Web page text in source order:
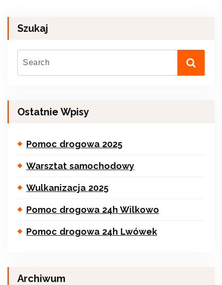
Szukaj
Ostatnie Wpisy
Pomoc drogowa 2025
Warsztat samochodowy
Wulkanizacja 2025
Pomoc drogowa 24h Wilkowo
Pomoc drogowa 24h Lwówek
Archiwum